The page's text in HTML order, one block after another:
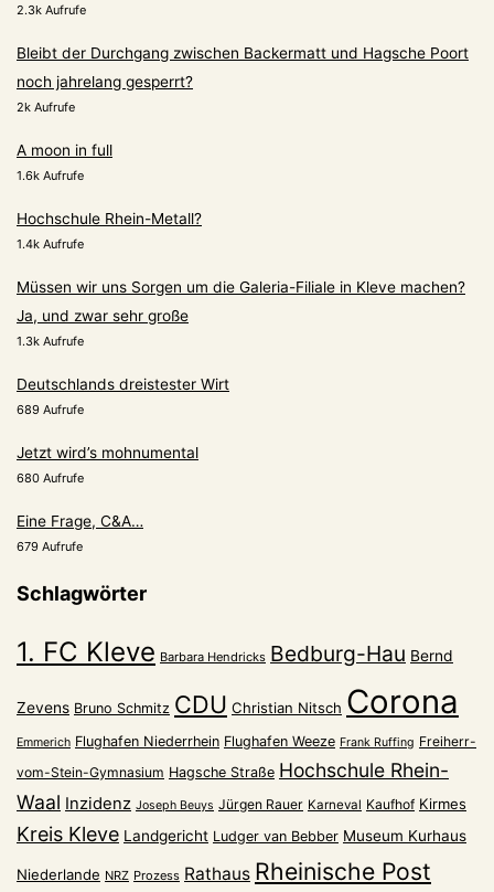
2.3k Aufrufe
Bleibt der Durchgang zwischen Backermatt und Hagsche Poort
noch jahrelang gesperrt?
2k Aufrufe
A moon in full
1.6k Aufrufe
Hochschule Rhein-Metall?
1.4k Aufrufe
Müssen wir uns Sorgen um die Galeria-Filiale in Kleve machen?
Ja, und zwar sehr große
1.3k Aufrufe
Deutschlands dreistester Wirt
689 Aufrufe
Jetzt wird’s mohnumental
680 Aufrufe
Eine Frage, C&A…
679 Aufrufe
Schlagwörter
1. FC Kleve Barbara Hendricks Bedburg-Hau Bernd
Zevens Bruno Schmitz CDU Christian Nitsch Corona
Emmerich Flughafen Niederrhein Flughafen Weeze Frank Ruffing Freiherr-
vom-Stein-Gymnasium Hagsche Straße Hochschule Rhein-
Waal Inzidenz Joseph Beuys Jürgen Rauer Karneval Kaufhof Kirmes
Kreis Kleve Landgericht Ludger van Bebber Museum Kurhaus
Niederlande NRZ Prozess Rathaus Rheinische Post